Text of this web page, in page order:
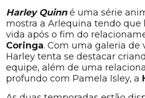
Harley Quinné uma série
mostra a Arlequina tendo que
vida após o fim do
Coringa. Com uma galeria de
Harley tenta se destacar
equipe, além de uma
profundo com Pamela Isley, a